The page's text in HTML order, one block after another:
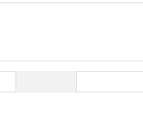
科技聚合体